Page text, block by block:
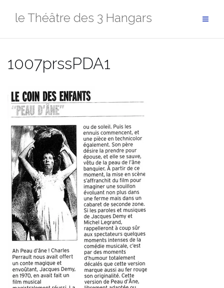
le Théâtre des 3 Hangars
1007prssPDA1